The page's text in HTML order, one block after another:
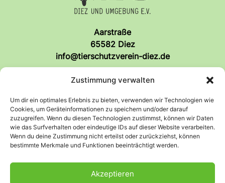
Zustimmung verwalten
Um dir ein optimales Erlebnis zu bieten, verwenden wir Technologien wie
Cookies, um Geräteinformationen zu speichern und/oder darauf
zuzugreifen. Wenn du diesen Technologien zustimmst, können wir Daten
wie das Surfverhalten oder eindeutige IDs auf dieser Website verarbeiten.
Wenn du deine Zustimmung nicht erteilst oder zurückziehst, können
bestimmte Merkmale und Funktionen beeinträchtigt werden.
Akzeptieren
Aarstraße
65582 Diez
info@tierschutzverein-diez.de
So findet ihr uns!
Anfahrt Facebook
Rechtliches